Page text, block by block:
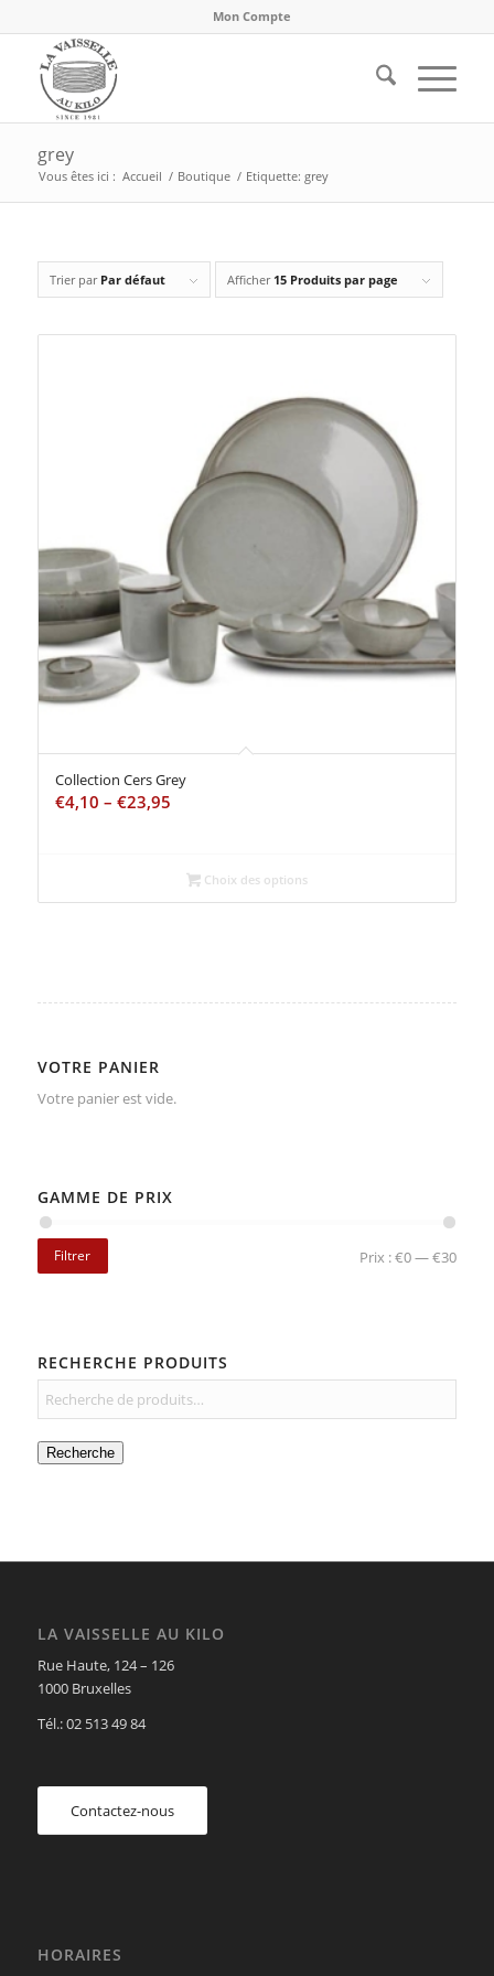
Mon Compte
grey
Vous êtes ici : Accueil / Boutique / Etiquette: grey
Trier par Par défaut Afficher 15 Produits par page
Collection Cers Grey
€4,10 – €23,95
Choix des options
VOTRE PANIER
Votre panier est vide.
GAMME DE PRIX
Filtrer Prix :€0—€30
RECHERCHE PRODUITS
Recherche
LA VAISSELLE AU KILO
Rue Haute, 124 – 126
1000 Bruxelles
Tél.: 02 513 49 84
Contactez-nous
HORAIRES